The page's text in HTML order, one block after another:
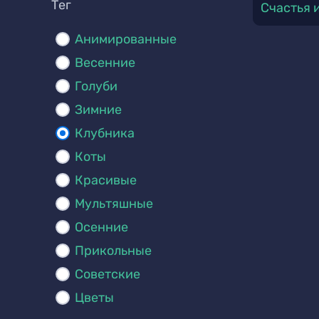
Тег
Анимированные
Весенние
Голуби
Зимние
Клубника
Коты
Красивые
Мультяшные
Осенние
Прикольные
Советские
Цветы
Счастья